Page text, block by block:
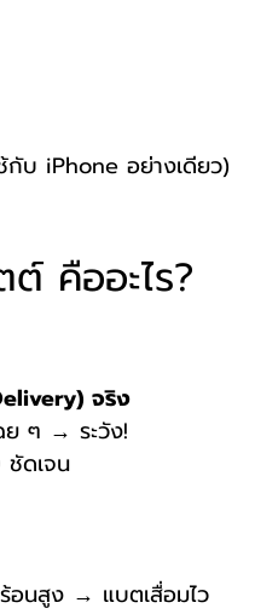
กับ iPhone อย่างเดียว)
คืออะไร?
จริง
ย ๆ → ระวัง!
ดเจน
นสูง → แบตเสื่อมไว